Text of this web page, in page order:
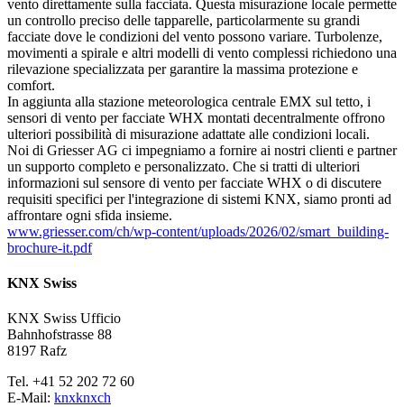
vento direttamente sulla facciata. Questa misurazione locale permette
un controllo preciso delle tapparelle, particolarmente su grandi
facciate dove le condizioni del vento possono variare. Turbolenze,
movimenti a spirale e altri modelli di vento complessi richiedono una
rilevazione specializzata per garantire la massima protezione e
comfort.
In aggiunta alla stazione meteorologica centrale EMX sul tetto, i
sensori di vento per facciate WHX montati decentralmente offrono
ulteriori possibilità di misurazione adattate alle condizioni locali.
Noi di Griesser AG ci impegniamo a fornire ai nostri clienti e partner
un supporto completo e personalizzato. Che si tratti di ulteriori
informazioni sul sensore di vento per facciate WHX o di discutere
requisiti specifici per l'integrazione di sistemi KNX, siamo pronti ad
affrontare ogni sfida insieme.
www.griesser.com/ch/wp-content/uploads/2026/02/smart_building-
brochure-it.pdf
KNX Swiss
KNX Swiss Ufficio
Bahnhofstrasse 88
8197 Rafz
Tel. +41 52 202 72 60
E-Mail: knxknxch